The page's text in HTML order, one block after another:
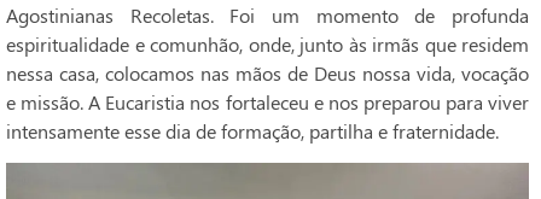
Agostinianas Recoletas. Foi um momento de profunda
espiritualidade e comunhão, onde, junto às irmãs que residem
nessa casa, colocamos nas mãos de Deus nossa vida, vocação
e missão. A Eucaristia nos fortaleceu e nos preparou para viver
intensamente esse dia de formação, partilha e fraternidade.